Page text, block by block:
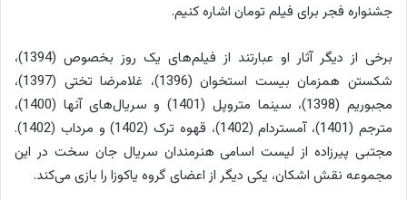
جشنواره فجر برای فیلم تومان اشاره کنیم.
برخی از دیگر آثار او عبارتند از فیلم‌های یک روز بخصوص (1394)،
شکستن همزمان بیست استخوان (1396)، غلامرضا تختی (1397)،
مجبوریم (1398)، سینما متروپل (1401) و سریال‌های آنها (1400)،
مترجم (1401)، آمستردام (1402)، قهوه ترک (1402) و مرداب (1402).
مجتبی پیرزاده از لیست اسامی هنرمندان سریال جان سخت در این
مجموعه نقش اشکان، یکی دیگر از اعضای گروه یاکوزا را بازی می‌کند.